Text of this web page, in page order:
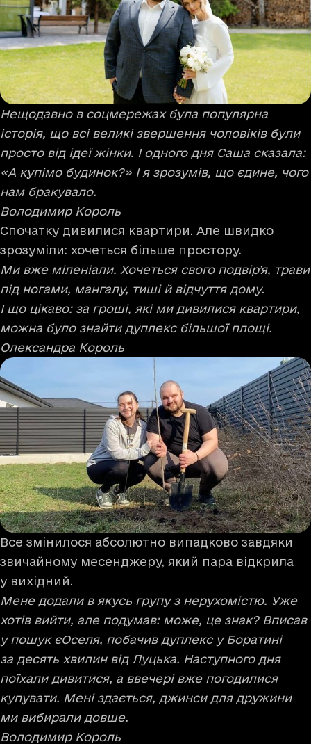
Нещодавно в соцмережах була популярна
історія, що всі великі звершення чоловіків були
просто від ідеї жінки. І одного дня Саша сказала:
«А купімо будинок?» І я зрозумів, що єдине, чого
нам бракувало.
Володимир Король
Спочатку дивилися квартири. Але швидко
зрозуміли: хочеться більше простору.
Ми вже міленіали. Хочеться свого подвір’я, трави
під ногами, мангалу, тиші й відчуття дому.
І що цікаво: за гроші, які ми дивилися квартири,
можна було знайти дуплекс більшої площі.
Олександра Король
Все змінилося абсолютно випадково завдяки
звичайному месенджеру, який пара відкрила
у вихідний.
Мене додали в якусь групу з нерухомістю. Уже
хотів вийти, але подумав: може, це знак? Вписав
у пошук єОселя, побачив дуплекс у Боратині
за десять хвилин від Луцька. Наступного дня
поїхали дивитися, а ввечері вже погодилися
купувати. Мені здається, джинси для дружини
ми вибирали довше.
Володимир Король